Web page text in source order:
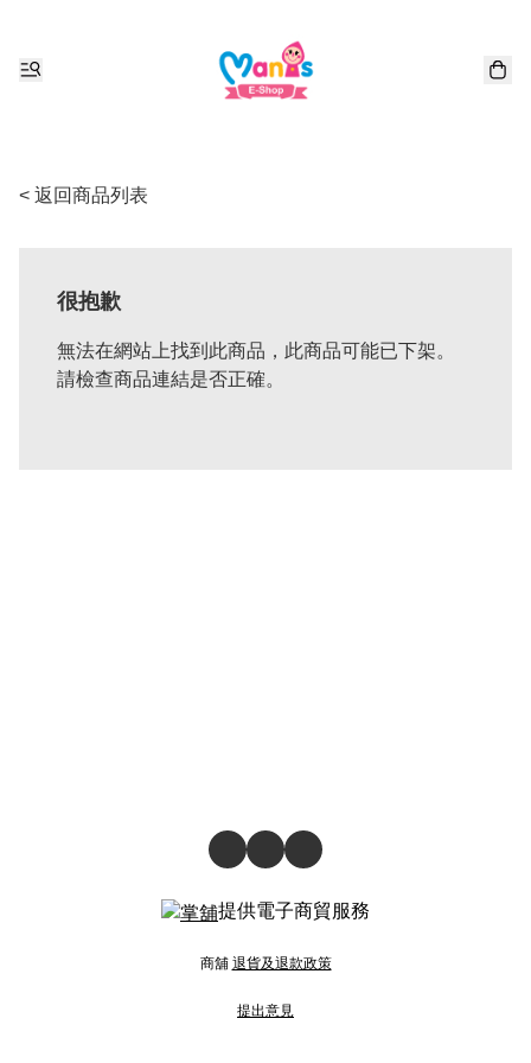
< 返回商品列表
很抱歉
無法在網站上找到此商品，此商品可能已下架。
請檢查商品連結是否正確。
提供電子商貿服務
商舖 退貨及退款政策
提出意見